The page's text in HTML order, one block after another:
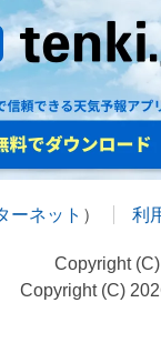
ーネット ） 利
Copyright
Copyright (C)